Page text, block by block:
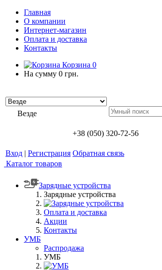
Главная
О компании
Интернет-магазин
Оплата и доставка
Контакты
Корзина 0
На сумму 0 грн.
Везде
+38 (050) 320-72-56
Вход | Регистрация Обратная связь
Каталог товаров
Зарядные устройства
Зарядные устройства
Оплата и доставка
Акции
Контакты
УМБ
Распродажа
УМБ